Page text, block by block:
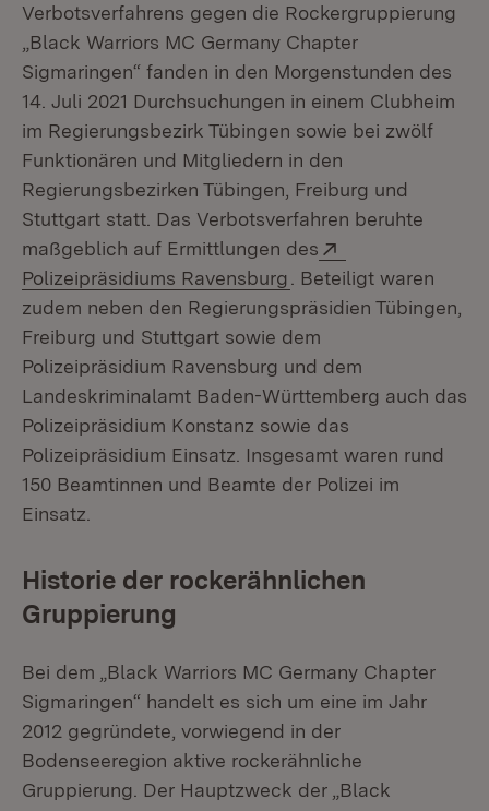
Verbotsverfahrens gegen die Rockergruppierung
„Black Warriors MC Germany Chapter
Sigmaringen“ fanden in den Morgenstunden des
14. Juli 2021 Durchsuchungen in einem Clubheim
im Regierungsbezirk Tübingen sowie bei zwölf
Funktionären und Mitgliedern in den
Regierungsbezirken Tübingen, Freiburg und
Stuttgart statt. Das Verbotsverfahren beruhte
maßgeblich auf Ermittlungen des
Polizeipräsidiums Ravensburg (Öffnet in neuem
. Beteiligt waren
zudem neben den Regierungspräsidien Tübingen,
Freiburg und Stuttgart sowie dem
Polizeipräsidium Ravensburg und dem
Landeskriminalamt Baden-Württemberg auch das
Polizeipräsidium Konstanz sowie das
Polizeipräsidium Einsatz. Insgesamt waren rund
150 Beamtinnen und Beamte der Polizei im
Einsatz.
Historie der rockerähnlichen
Gruppierung
Bei dem „Black Warriors MC Germany Chapter
Sigmaringen“ handelt es sich um eine im Jahr
2012 gegründete, vorwiegend in der
Bodenseeregion aktive rockerähnliche
Gruppierung. Der Hauptzweck der „Black